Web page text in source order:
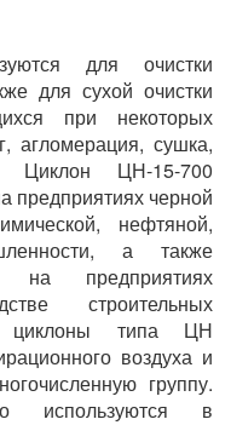
для очистки
для сухой очистки
при некоторых
агломерация, сушка,
Циклон ЦН-15-700
предприятиях черной
нефтяной,
а также
на предприятиях
строительных
циклоны типа ЦН
воздуха и
группу.
в